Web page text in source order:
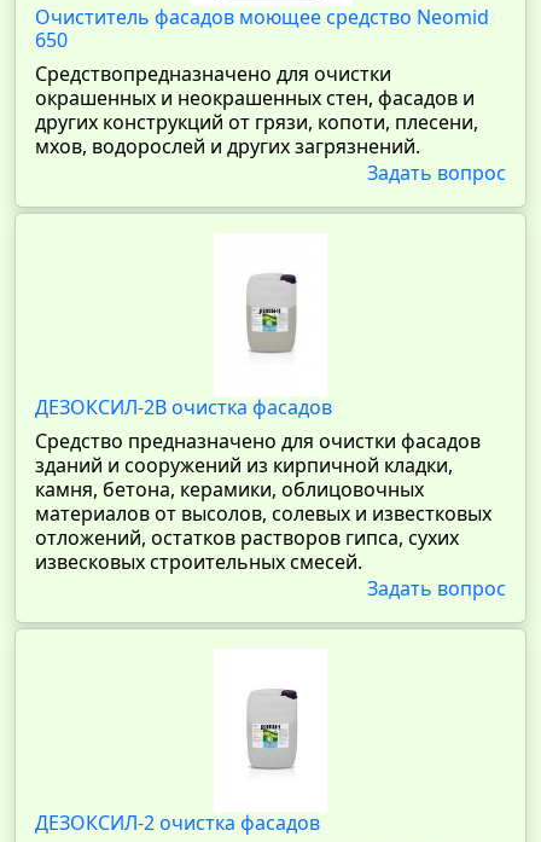
Очиститель фасадов моющее средство Neomid
650
Средствопредназначено для очистки
окрашенных и неокрашенных стен, фасадов и
других конструкций от грязи, копоти, плесени,
мхов, водорослей и других загрязнений.
Задать вопрос
ДЕЗОКСИЛ-2В очистка фасадов
Средство предназначено для очистки фасадов
зданий и сооружений из кирпичной кладки,
камня, бетона, керамики, облицовочных
материалов от высолов, солевых и известковых
отложений, остатков растворов гипса, сухих
извесковых строительных смесей.
Задать вопрос
ДЕЗОКСИЛ-2 очистка фасадов